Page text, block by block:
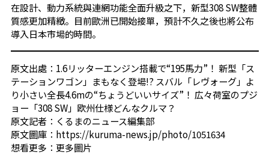
在設計、動力系統與連網功能全面升級之下，新型308 SW整體
質感更加精緻。目前歐洲已開始接單，預計不久之後也將公布
導入日本市場的時間。
原文出處：1.6リッターエンジン搭載で“195馬力”！ 新型「ス
テーションワゴン」まもなく登場!? スバル「レヴォーグ」よ
り小さい全長4.6mの“ちょうどいいサイズ”！ 広々荷室のプジ
ョー「308 SW」欧州仕様どんなクルマ？
原文記者：くるまのニュース編集部
原文圖庫：https://kuruma-news.jp/photo/1051634
想看更多： 更多圖片